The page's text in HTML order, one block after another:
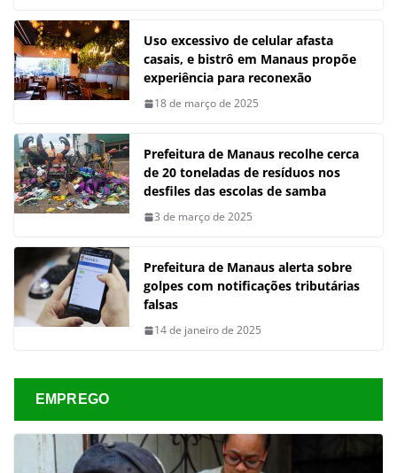
Uso excessivo de celular afasta
casais, e bistrô em Manaus propõe
experiência para reconexão
18 de março de 2025
Prefeitura de Manaus recolhe cerca
de 20 toneladas de resíduos nos
desfiles das escolas de samba
3 de março de 2025
Prefeitura de Manaus alerta sobre
golpes com notificações tributárias
falsas
14 de janeiro de 2025
EMPREGO